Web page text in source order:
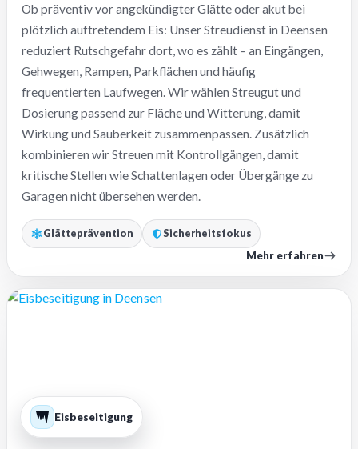
Ob präventiv vor angekündigter Glätte oder akut bei
plötzlich auftretendem Eis: Unser Streudienst in Deensen
reduziert Rutschgefahr dort, wo es zählt – an Eingängen,
Gehwegen, Rampen, Parkflächen und häufig
frequentierten Laufwegen. Wir wählen Streugut und
Dosierung passend zur Fläche und Witterung, damit
Wirkung und Sauberkeit zusammenpassen. Zusätzlich
kombinieren wir Streuen mit Kontrollgängen, damit
kritische Stellen wie Schattenlagen oder Übergänge zu
Garagen nicht übersehen werden.
Glätteprävention Sicherheitsfokus
Mehr erfahren
Eisbeseitigung